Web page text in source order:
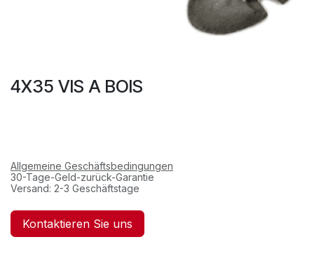
4X35 VIS A BOIS
Allgemeine Geschäftsbedingungen
30-Tage-Geld-zurück-Garantie
Versand: 2-3 Geschäftstage
Kontaktieren Sie uns